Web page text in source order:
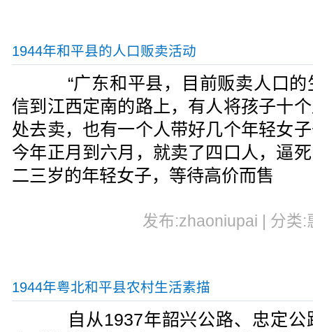
1944年和平县的人口贩卖活动
“广东和平县，目前贩卖人口的
信到江西定南的路上，有人将孩子十
处去卖，也有一个人带好几个年轻女
今年正月到六月，就卖了四口人，逼
二三岁的年轻女子，等待高价而售
发布:zhaoniupai | 分类
1944年粤北和平县农村生活素描
自从1937年韶兴公路、忠定公